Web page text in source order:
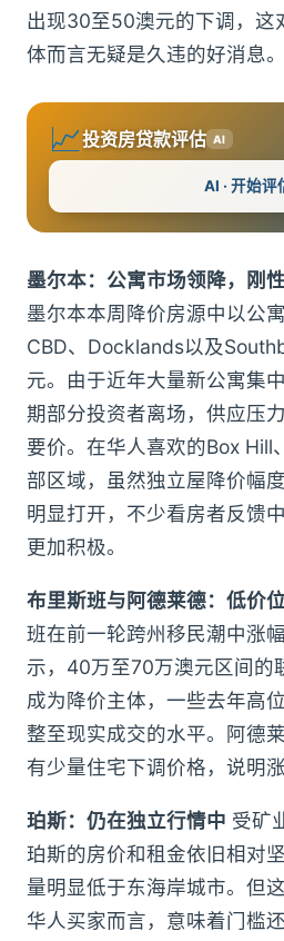
出现30至50澳元的下调，这
体而言无疑是久违的好消息。
📈投资房贷款评估 AI
AI · 开始评
墨尔本：公寓市场领降，刚
墨尔本本周降价房源中以公
CBD、Docklands以及
元。由于近年大量新公寓集
期部分投资者离场，供应压
要价。在华人喜欢的Box Hill
部区域，虽然独立屋降价幅
明显打开，不少看房者反馈
更加积极。
布里斯班与阿德莱德：低价
班在前一轮跨州移民潮中涨
示，40万至70万澳元区间的
成为降价主体，一些去年高
整至现实成交的水平。阿德
有少量住宅下调价格，说明
珀斯：仍在独立行情中 受矿
珀斯的房价和租金依旧相对
量明显低于东海岸城市。但
华人买家而言，意味着门槛